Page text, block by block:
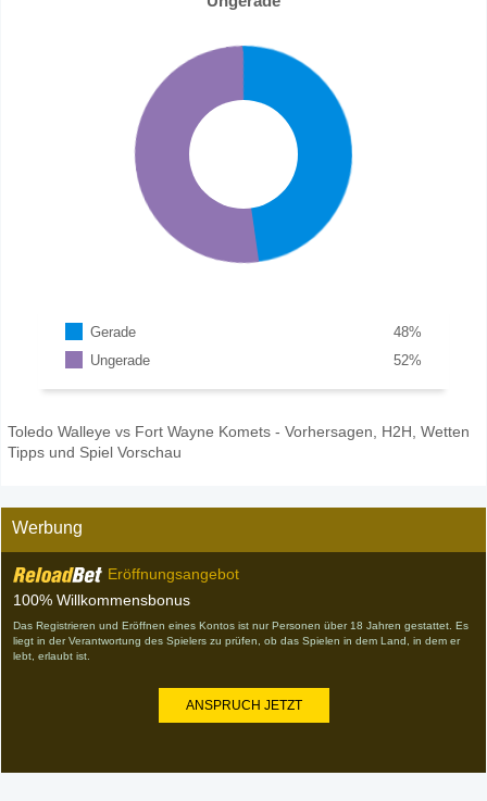
Gerade %
48
Ungerade
%
52
Toledo Walleye vs Fort Wayne Komets - Vorhersagen, H2H, Wetten
Tipps und Spiel Vorschau
Werbung
Eröffnungsangebot
100% Willkommensbonus
Das Registrieren und Eröffnen eines Kontos ist nur Personen über 18 Jahren gestattet. Es
liegt in der Verantwortung des Spielers zu prüfen, ob das Spielen in dem Land, in dem er
lebt, erlaubt ist.
ANSPRUCH JETZT